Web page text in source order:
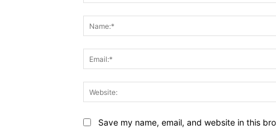
Save my name, email, and website in this